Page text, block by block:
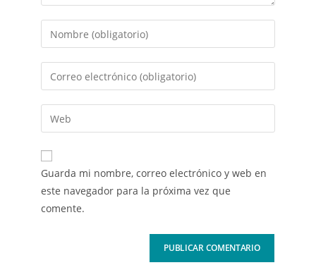
Guarda mi nombre, correo electrónico y web en
este navegador para la próxima vez que
comente.